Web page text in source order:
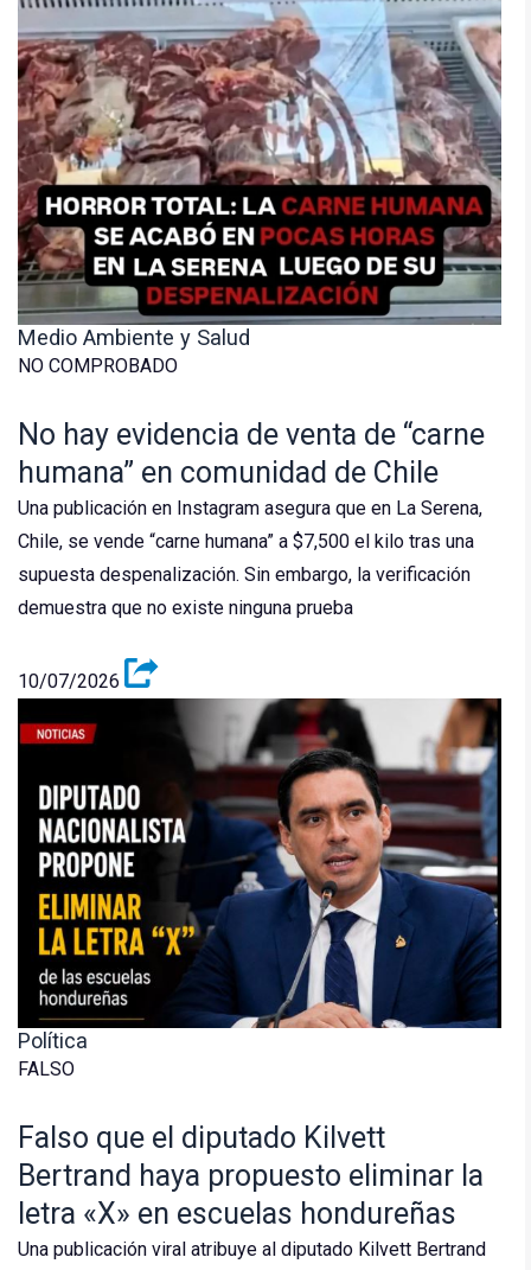
Medio Ambiente y Salud
NO COMPROBADO
No hay evidencia de venta de “carne
humana” en comunidad de Chile
Una publicación en Instagram asegura que en La Serena,
Chile, se vende “carne humana” a $7,500 el kilo tras una
supuesta despenalización. Sin embargo, la verificación
demuestra que no existe ninguna prueba
10/07/2026
Política
FALSO
Falso que el diputado Kilvett
Bertrand haya propuesto eliminar la
letra «X» en escuelas hondureñas
Una publicación viral atribuye al diputado Kilvett Bertrand